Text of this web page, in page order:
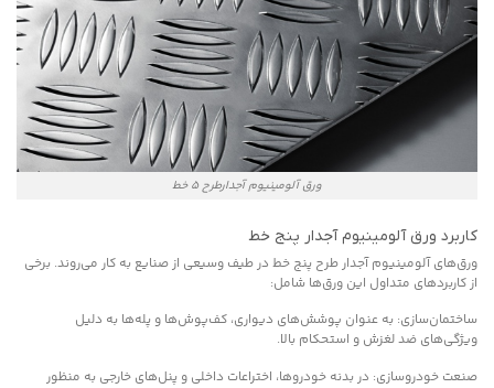
ورق آلومینیوم آجدارطرح 5 خط
کاربرد ورق آلومینیوم آجدار پنج خط
ورق‌های آلومینیوم آجدار طرح پنج خط در طیف وسیعی از صنایع به کار می‌روند. برخی
از کاربردهای متداول این ورق‌ها شامل:
ساختمان‌سازی: به عنوان پوشش‌های دیواری، کف‌پوش‌ها و پله‌ها به دلیل
ویژگی‌های ضد لغزش و استحکام بالا.
صنعت خودروسازی: در بدنه خودروها، اختراعات داخلی و پنل‌های خارجی به منظور